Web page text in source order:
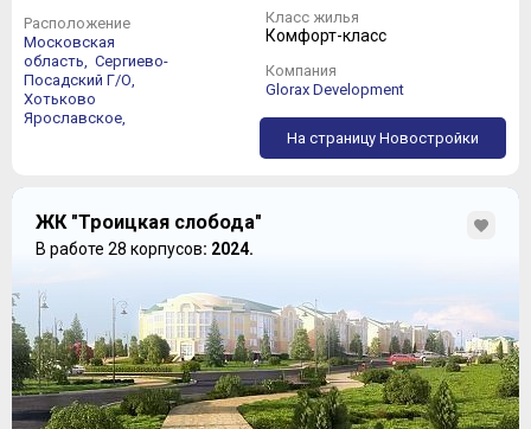
Расположение
Московская
область, Сергиево-
Посадский Г/О,
Хотьково
Ярославское,
Класс жилья
Комфорт-класс
Компания
Glorax Development
На страницу Новостройки
ЖК "Троицкая слобода"
В работе 28 корпусов: 2024.